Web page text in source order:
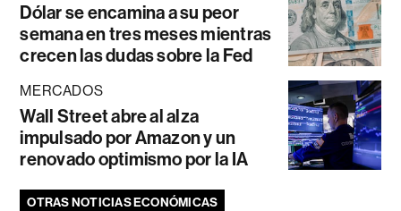
Dólar se encamina a su peor
semana en tres meses mientras
crecen las dudas sobre la Fed
MERCADOS
Wall Street abre al alza
impulsado por Amazon y un
renovado optimismo por la IA
OTRAS NOTICIAS ECONÓMICAS